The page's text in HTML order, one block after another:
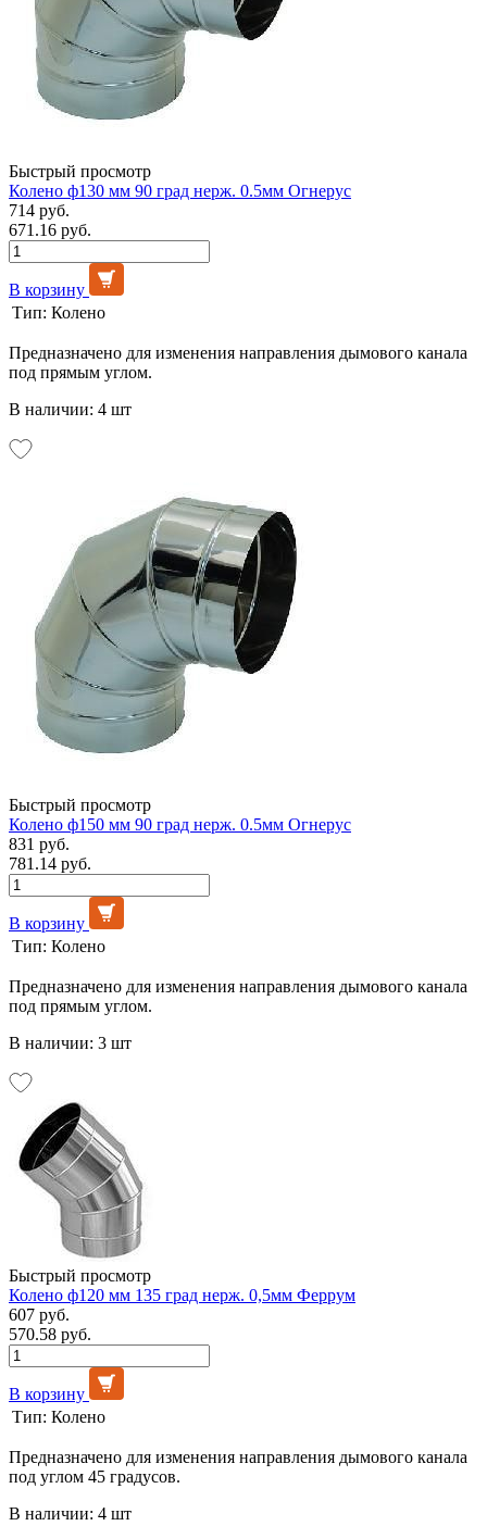
Быстрый просмотр
Колено ф130 мм 90 град нерж. 0.5мм Огнерус
714 руб.
671.16 руб.
В корзину
Тип: Колено
Предназначено для изменения направления дымового канала
под прямым углом.
В наличии: 4 шт
Быстрый просмотр
Колено ф150 мм 90 град нерж. 0.5мм Огнерус
831 руб.
781.14 руб.
В корзину
Тип: Колено
Предназначено для изменения направления дымового канала
под прямым углом.
В наличии: 3 шт
Быстрый просмотр
Колено ф120 мм 135 град нерж. 0,5мм Феррум
607 руб.
570.58 руб.
В корзину
Тип: Колено
Предназначено для изменения направления дымового канала
под углом 45 градусов.
В наличии: 4 шт